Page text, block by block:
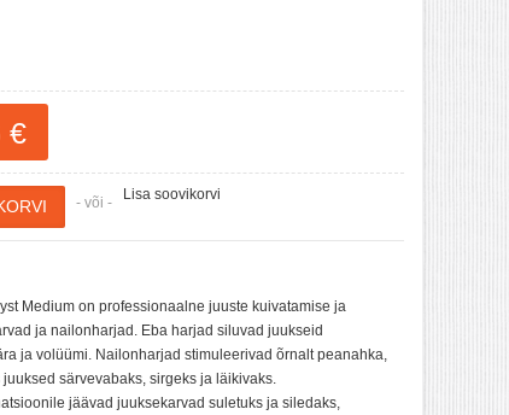
€
- või - Lisa soovikorvi
Medium on professionaalne juuste kuivatamise ja
ja nailonharjad. Eba harjad siluvad juukseid
ja volüümi. Nailonharjad stimuleerivad õrnalt peanahka,
särvevabaks, sirgeks ja läikivaks.
jäävad juuksekarvad suletuks ja siledaks,